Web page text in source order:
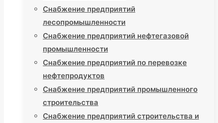
Снабжение предприятий
лесопромышленности
Снабжение предприятий нефтегазовой
промышленности
Снабжение предприятий по перевозке
нефтепродуктов
Снабжение предприятий промышленного
строительства
Снабжение предприятий строительства и